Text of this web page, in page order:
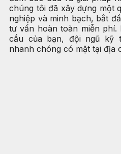
chúng tôi đã xây dựng một
nghiệp và minh bạch, bắt
tư vấn hoàn toàn miễn
cầu của bạn, đội ngũ kỹ
nhanh chóng có mặt tại địa